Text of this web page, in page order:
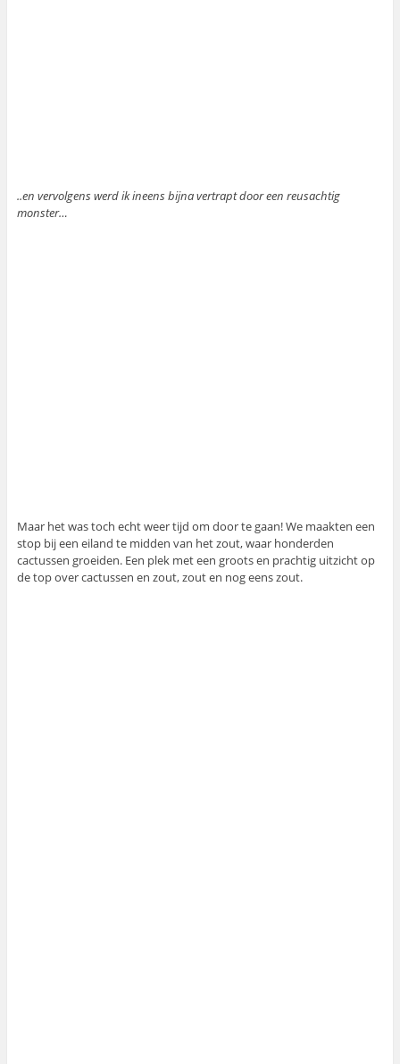
..en vervolgens werd ik ineens bijna vertrapt door een reusachtig
monster…
Maar het was toch echt weer tijd om door te gaan! We maakten een
stop bij een eiland te midden van het zout, waar honderden
cactussen groeiden. Een plek met een groots en prachtig uitzicht op
de top over cactussen en zout, zout en nog eens zout.